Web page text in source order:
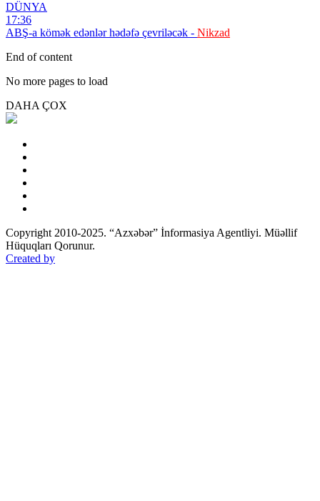
DÜNYA
17:36
ABŞ-a kömək edənlər hədəfə çevriləcək - Nikzad
End of content
No more pages to load
DAHA ÇOX
Copyright 2010-2025. “Azxəbər” İnformasiya Agentliyi. Müəllif
Hüquqları Qorunur.
Created by